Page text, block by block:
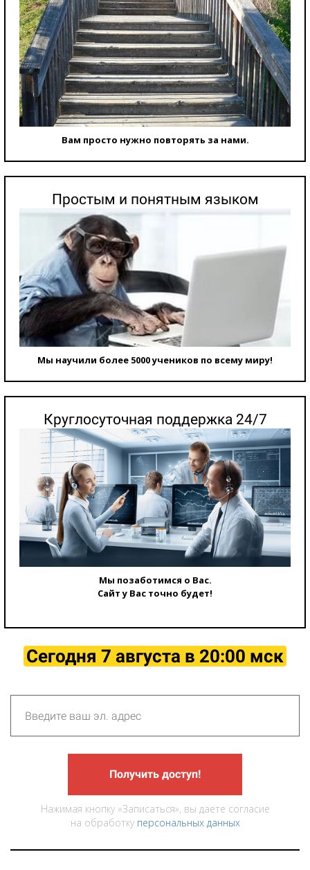
Вам просто нужно повторять за нами.
Простым и понятным языком
Мы научили более 5000 учеников по всему миру!
Круглосуточная поддержка 24/7
Мы позаботимся о Вас.
Сайт у Вас точно будет!
Сегодня 7 августа в 20:00 мск
Получить доступ!
Нажимая кнопку «Записаться», вы даете согласие
на обработку персональных данных